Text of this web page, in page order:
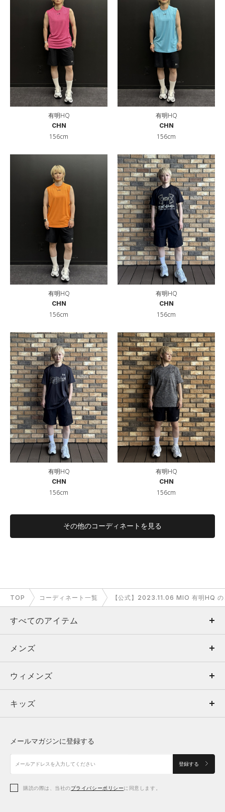
有明HQ
CHN
156cm
有明HQ
CHN
156cm
有明HQ
CHN
156cm
有明HQ
CHN
156cm
有明HQ
CHN
156cm
有明HQ
CHN
156cm
その他のコーディネートを見る
TOP コーディネート一覧 【公式】2023.11.06 MIO 有明HQ
すべてのアイテム
メンズ
ウィメンズ
キッズ
アクセサリー
メンズ
トップス
ボトムス
アクセサリー
ウィメンズ
トップス
シューズ
アクセサリー
キッズ
シューズ
メールマガジンに登録する
登録する
購読の際は、当社のプライバシーポリシーに同意します。